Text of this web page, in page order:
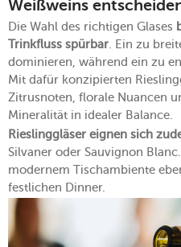
Weißweins
Die Wahl des richtigen Glases
Trinkfluss spürbar. Ein zu
dominieren, während ein zu
Mit dafür konzipierten
Zitrusnoten, florale Nuancen
Mineralität in idealer Balance.
Rieslinggläser eignen sich
Silvaner oder Sauvignon
modernem Tischambiente
festlichen Dinner.